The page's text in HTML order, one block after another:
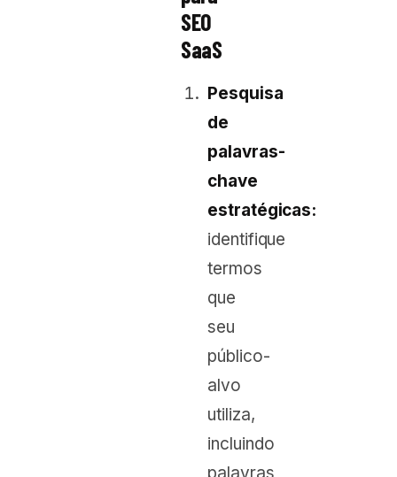
SEO
SaaS
Pesquisa
de
palavras-
chave
estratégicas:
identifique
termos
que
seu
público-
alvo
utiliza,
incluindo
palavras